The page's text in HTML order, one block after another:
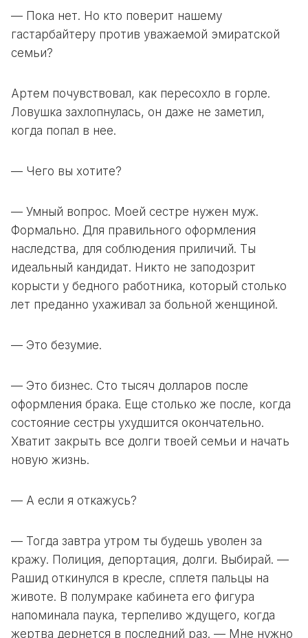
— Пока нет. Но кто поверит нашему
гастарбайтеру против уважаемой эмиратской
семьи?
Артем почувствовал, как пересохло в горле.
Ловушка захлопнулась, он даже не заметил,
когда попал в нее.
— Чего вы хотите?
— Умный вопрос. Моей сестре нужен муж.
Формально. Для правильного оформления
наследства, для соблюдения приличий. Ты
идеальный кандидат. Никто не заподозрит
корысти у бедного работника, который столько
лет преданно ухаживал за больной женщиной.
— Это безумие.
— Это бизнес. Сто тысяч долларов после
оформления брака. Еще столько же после, когда
состояние сестры ухудшится окончательно.
Хватит закрыть все долги твоей семьи и начать
новую жизнь.
— А если я откажусь?
— Тогда завтра утром ты будешь уволен за
кражу. Полиция, депортация, долги. Выбирай. —
Рашид откинулся в кресле, сплетя пальцы на
животе. В полумраке кабинета его фигура
напоминала паука, терпеливо ждущего, когда
жертва дернется в последний раз. — Мне нужно